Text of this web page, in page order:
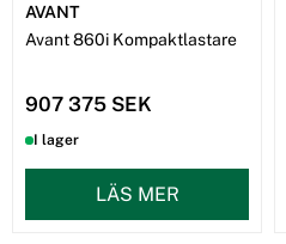
AVANT
Avant 860i Kompaktlastare
907 375 SEK
I lager
LÄS MER